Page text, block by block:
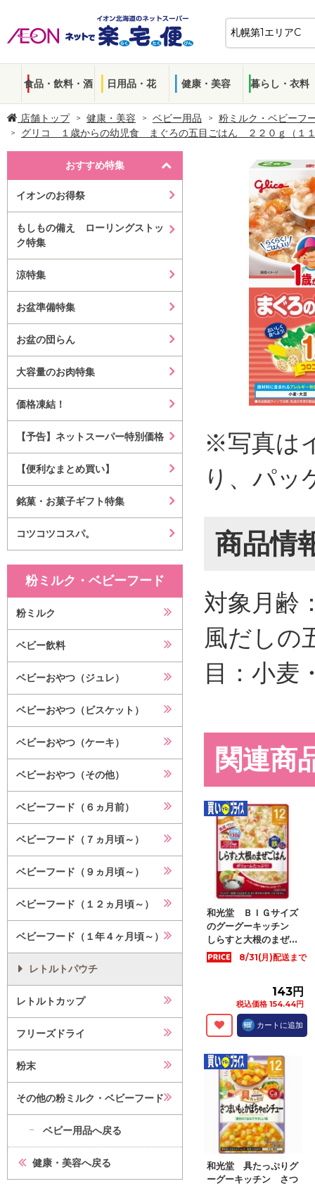
食品・飲料・酒 日用品・花 健康・美容 暮らし・衣料
店舗トップ 健康・美容 ベビー用品
粉ミルク・ベビーフ
グリコ １歳からの幼児食 まぐろの五目ごはん ２２０ｇ（１
おすすめ特集
イオンのお得祭
もしもの備え ローリングストッ
ク特集
涼特集
お盆準備特集
お盆の団らん
大容量のお肉特集
価格凍結！
【予告】ネットスーパー特別価格
【便利なまとめ買い】
銘菓・お菓子ギフト特集
コツコツコスパ。
粉ミルク・ベビーフード
粉ミルク
ベビー飲料
ベビーおやつ（ジュレ）
ベビーおやつ（ビスケット）
ベビーおやつ（ケーキ）
ベビーおやつ（その他）
ベビーフード（６ヵ月前）
ベビーフード（７ヵ月頃～）
ベビーフード（９ヵ月頃～）
ベビーフード（１２ヵ月頃～）
ベビーフード（１年４ヶ月頃～）
レトルトパウチ
レトルトカップ
フリーズドライ
粉末
その他の粉ミルク・ベビーフード
ベビー用品へ戻る
健康・美容へ戻る
※写真は
り、パッ
商品情
対象月齢
風だしの
目：小麦
関連商
和光堂 ＢＩＧサイズ
のグーグーキッチン
しらすと大根のまぜ...
8/31(月)配送まで
143円
税込価格 154.44円
カートに追加
和光堂 具たっぷりグ
ーグーキッチン さつ